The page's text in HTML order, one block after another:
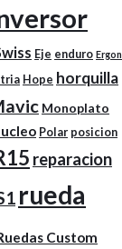
Eje enduro Ergon
Hope horquilla
Monoplato
Polar posicion
reparacion
rueda
Custom